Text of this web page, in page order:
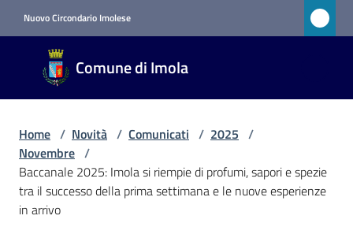
Nuovo Circondario Imolese
Comune di Imola
Comune
di Imola
RETE
Amministrazione
Home / Novità / Comunicati / 2025 /
Novembre /
Baccanale 2025: Imola si riempie di profumi, sapori e spezie
tra il successo della prima settimana e le nuove esperienze
in arrivo